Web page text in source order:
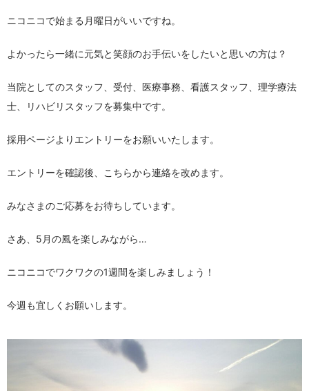
ニコニコで始まる月曜日がいいですね。
よかったら一緒に元気と笑顔のお手伝いをしたいと思いの方は？
当院としてのスタッフ、受付、医療事務、看護スタッフ、理学療法
士、リハビリスタッフを募集中です。
採用ページよりエントリーをお願いいたします。
エントリーを確認後、こちらから連絡を改めます。
みなさまのご応募をお待ちしています。
さあ、5月の風を楽しみながら…
ニコニコでワクワクの1週間を楽しみましょう！
今週も宜しくお願いします。